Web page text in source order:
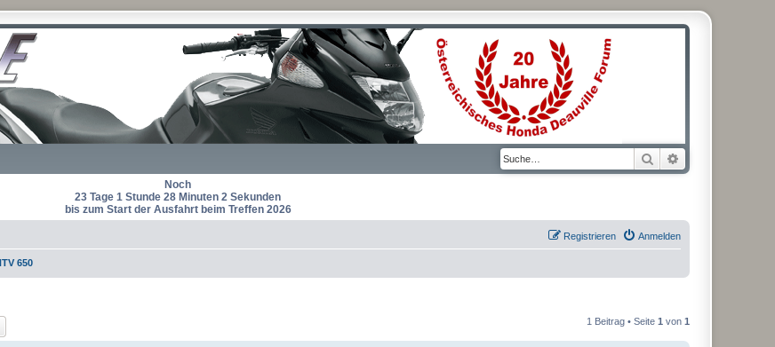
Suche
Noch
23 Tage 1 Stunde 28 Minuten 2 Sekunden
bis zum Start der Ausfahrt beim Treffen 2026
Anmelden
Registrieren
650
1 Beitrag • Seite 1 von 1